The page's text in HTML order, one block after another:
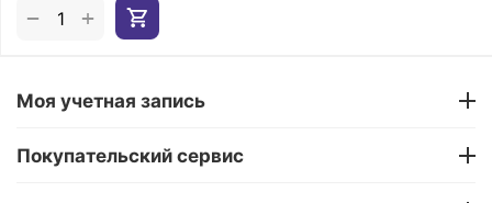
+
−
Моя учетная запись
Покупательский сервис